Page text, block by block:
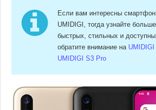
Если вам интересны
UMIDIGI, тогда узнайте
быстрых, стильных и
обратите внимание на
UMIDIGI S3 Pro